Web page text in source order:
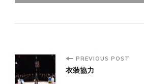
Post
PREVIOUS POST
衣装協力